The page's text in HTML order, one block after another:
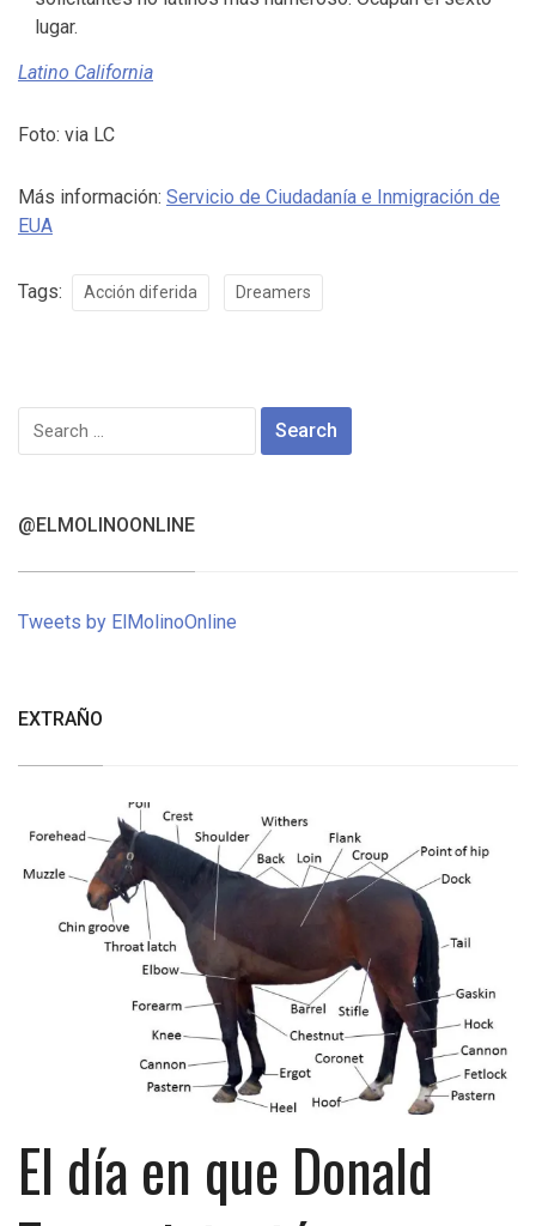
lugar.
Latino California
Foto: via LC
Más información: Servicio de Ciudadanía e Inmigración de
EUA
Tags: Acción diferida Dreamers
Search
for:
@ELMOLINOONLINE
Tweets by ElMolinoOnline
EXTRAÑO
El día en que Donald